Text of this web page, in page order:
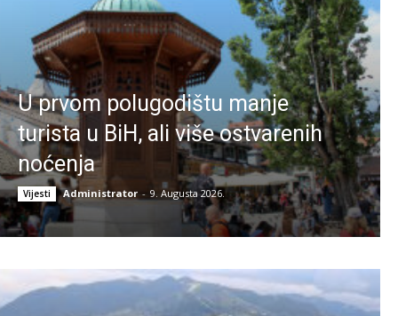
U prvom polugodištu manje
turista u BiH, ali više ostvarenih
noćenja
Vijesti Administrator - 9. Augusta 2026.